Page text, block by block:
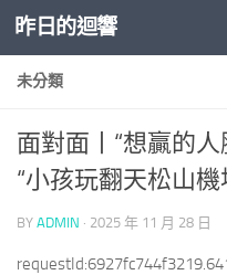
Skip to content
昨日的迴響
未分類
面對面丨“想贏的
“小孩玩翻天松山
BY ADMIN · 2025 年 11 月 28 日